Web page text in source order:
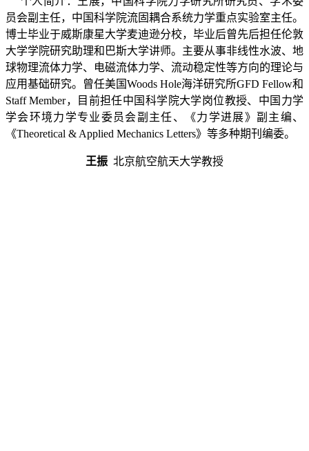
员会副主任，中国科学院流固耦合系统力学重点实验室主任。
博士毕业于威斯康星大学麦迪逊分校，毕业后曾先后担任伦敦
大学学院研究助理和巴斯大学讲师。主要从事非线性水波、地
球物理流体力学、电磁流体力学、流动稳定性等方向的理论与
应用基础研究。曾任美国Woods Hole海洋研究所GFD Fellow和
Staff Member，目前担任中国科学院大学岗位教授、中国力学
学会环境力学专业委员会副主任、《力学进展》副主编、
《Theoretical & Applied Mechanics Letters》等多种期刊编委。
王振 北京航空航天大学教授